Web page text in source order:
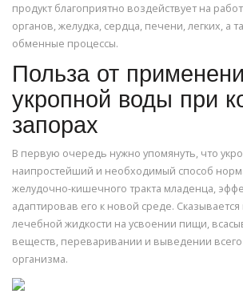
продукт благоприятно воздействует на
органов, желудка, сердца, печени, легких, а
обменные процессы.
Польза от
укропной воды при
запорах
В первую очередь нужно упомянуть, что
наипростейший и необходимый способ
желудочно-кишечного тракта младенца,
адаптировав его к новой среде.
лечебной жидкости на усвоении пищи,
веществ, переваривании и выведении
организма.